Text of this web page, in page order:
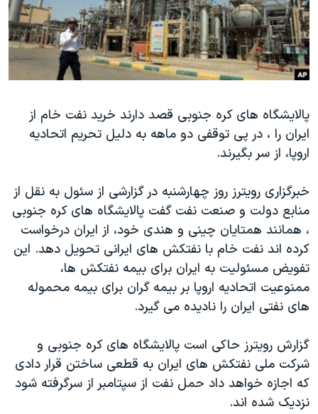
فرهنگ و زندگی
حقوق شهروندی
اقتصادی
اسرائیل در جنگ
گالری عکس
مستندها
انتخابات ریاست جمهوری آمریکا ۲۰۲۴
حمله جمهوری اسلامی به اسرائیل
ورزش زنان در ایران
اعتراضات زن، زندگی، آزادی
تریبونال مردمی آبان ۹۸
دادگاه حمید نوری
چهل سال گروگان‌گیری
قانون شفافیت دارائی کادر رهبری ایران
اعتراضات مردمی آبان ۹۸
نرگس محمدی برنده جایزه نوبل صلح
همایش محافظه‌کاران آمریکا «سی‌پک»
صفحه‌های ویژه
دنبال کنید
زبانهای مختلف
پالایشگاه های کره جنوبی قصد دارند خرید نفت خام از
ایران را ، در پی توقفی دو ماهه به دلیل تحریم اتحادیه
اروپا، از سر بگیرند.
خبرگزاری رویترز روز چهارشنبه در گزارشی از سئول به نقل از
منابع دولت و صنعت نفت گفت پالایشگاه های کره جنوبی
، همانند همتایان چینی و هندی خود، از ایران درخواست
کرده اند نفت خام با نفتکش های ایرانی تحویل دهد. این
تفویض مسئولیت به ایران برای بیمه نفتکش ها،
ممنوعیت اتحادیه اروپا بر بیمه گران برای بیمه محموله
های نفتی ایران را نادیده می گیرد.
گزارش رویترز حاکی است پالایشگاه های کره جنوبی و
شرکت ملی نفتکش های ایران به قطعی ساختن قرار دادی
که اجازه خواهد داد حمل نفت از سپتامبر از سرگرفته شود
نزدیک شده اند.